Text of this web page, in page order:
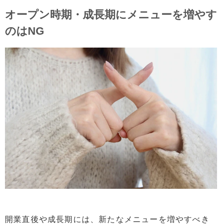
オープン時期・成長期にメニューを増やす
のはNG
開業直後や成長期には、新たなメニューを増やすべき